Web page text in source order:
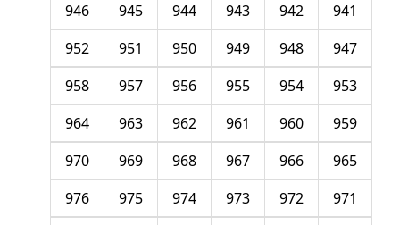
941
942
943
944
945
946
947
948
949
950
951
952
953
954
955
956
957
958
959
960
961
962
963
964
965
966
967
968
969
970
971
972
973
974
975
976